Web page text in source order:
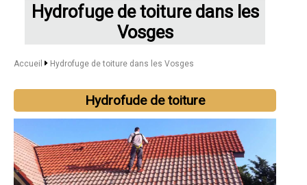
Hydrofuge de toiture dans les
Vosges
Accueil Hydrofuge de toiture dans les Vosges
Hydrofude de toiture